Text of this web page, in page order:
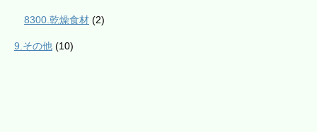
8300.乾燥食材 (2)
9.その他 (10)